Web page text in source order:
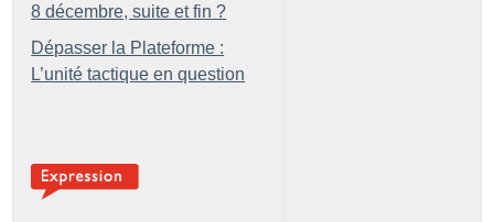
8 décembre, suite et fin ?
Dépasser la Plateforme :
L’unité tactique en question